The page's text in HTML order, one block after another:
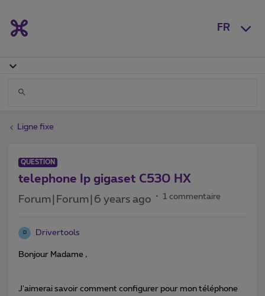
FR
Ligne fixe
QUESTION
telephone Ip gigaset C530 HX
Forum|Forum|6 years ago 1 commentaire
D Drivertools
Bonjour Madame ,
J'aimerai savoir comment configurer pour mon téléphone